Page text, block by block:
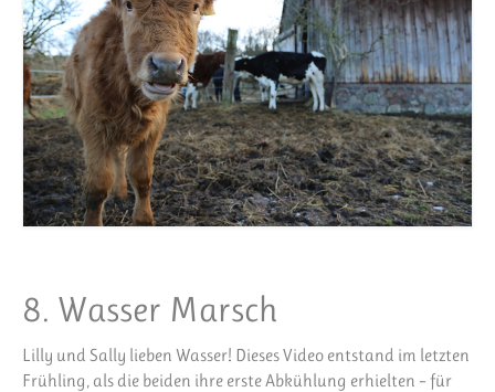
8. Wasser Marsch
Lilly und Sally lieben Wasser! Dieses Video entstand im letzten
Frühling, als die beiden ihre erste Abkühlung erhielten – für